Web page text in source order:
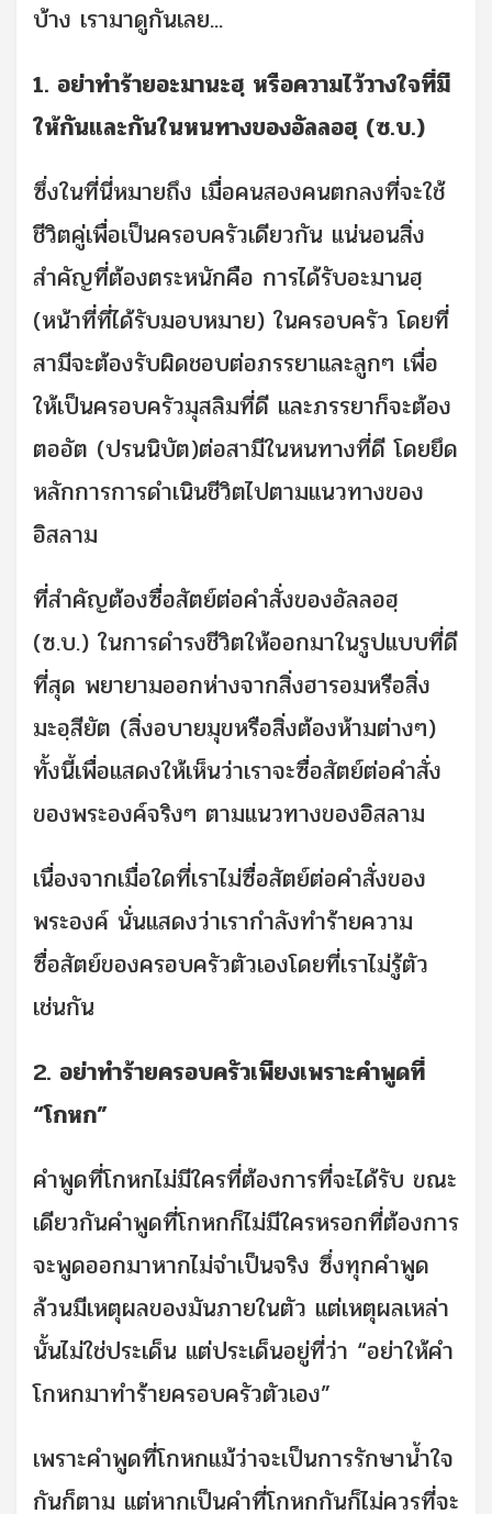
บ้าง เรามาดูกันเลย...
1. อย่าทำร้ายอะมานะฮฺ หรือความไว้วางใจที่มี
ให้กันและกันในหนทางของอัลลอฮฺ (ซ.บ.)
ซึ่งในที่นี่หมายถึง เมื่อคนสองคนตกลงที่จะใช้
ชีวิตคู่เพื่อเป็นครอบครัวเดียวกัน แน่นอนสิ่ง
สำคัญที่ต้องตระหนักคือ การได้รับอะมานฮฺ
(หน้าที่ที่ได้รับมอบหมาย) ในครอบครัว โดยที่
สามีจะต้องรับผิดชอบต่อภรรยาและลูกๆ เพื่อ
ให้เป็นครอบครัวมุสลิมที่ดี และภรรยาก็จะต้อง
ตออัต (ปรนนิบัต)ต่อสามีในหนทางที่ดี โดยยึด
หลักการการดำเนินชีวิตไปตามแนวทางของ
อิสลาม
ที่สำคัญต้องซื่อสัตย์ต่อคำสั่งของอัลลอฮฺ
(ซ.บ.) ในการดำรงชีวิตให้ออกมาในรูปแบบที่ดี
ที่สุด พยายามออกห่างจากสิ่งฮารอมหรือสิ่ง
มะอฺสียัต (สิ่งอบายมุขหรือสิ่งต้องห้ามต่างๆ)
ทั้งนี้เพื่อแสดงให้เห็นว่าเราจะซื่อสัตย์ต่อคำสั่ง
ของพระองค์จริงๆ ตามแนวทางของอิสลาม
เนื่องจากเมื่อใดที่เราไม่ซื่อสัตย์ต่อคำสั่งของ
พระองค์ นั่นแสดงว่าเรากำลังทำร้ายความ
ซื่อสัตย์ของครอบครัวตัวเองโดยที่เราไม่รู้ตัว
เช่นกัน
2. อย่าทำร้ายครอบครัวเพียงเพราะคำพูดที่
“โกหก”
คำพูดที่โกหกไม่มีใครที่ต้องการที่จะได้รับ ขณะ
เดียวกันคำพูดที่โกหกก็ไม่มีใครหรอกที่ต้องการ
จะพูดออกมาหากไม่จำเป็นจริง ซึ่งทุกคำพูด
ล้วนมีเหตุผลของมันภายในตัว แต่เหตุผลเหล่า
นั้นไม่ใช่ประเด็น แต่ประเด็นอยู่ที่ว่า “อย่าให้คำ
โกหกมาทำร้ายครอบครัวตัวเอง”
เพราะคำพูดที่โกหกแม้ว่าจะเป็นการรักษาน้ำใจ
กันก็ตาม แต่หากเป็นคำที่โกหกกันก็ไม่ควรที่จะ